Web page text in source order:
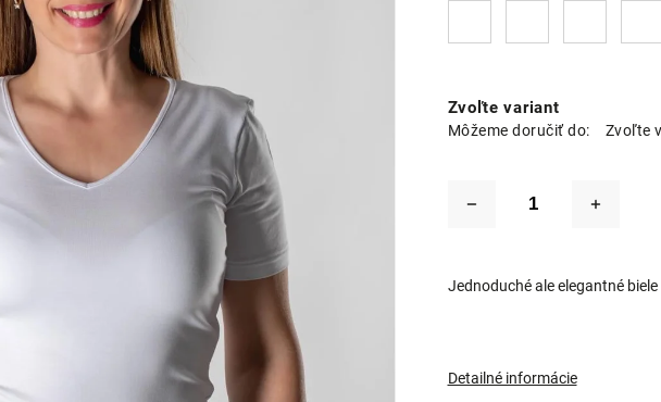
Zvoľte variant
Môžeme doručiť do: Zvoľte
Jednoduché ale elegantné
Detailné informácie